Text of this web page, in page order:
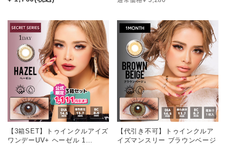
【3箱SET】トゥインクルアイズ
ワンデーUV+ ヘーゼル 1…
【代引き不可】トゥインクルア
イズマンスリー ブラウンベージ